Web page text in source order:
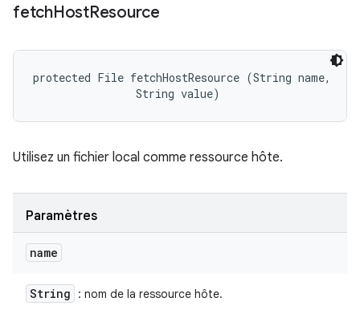
fetchHostResource
protected File fetchHostResource (String name,
                String value)
Utilisez un fichier local comme ressource hôte.
Paramètres
name
String : nom de la ressource hôte.